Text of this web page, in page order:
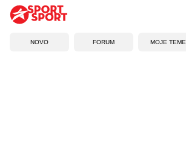
NOVO FORUM MOJE TEME